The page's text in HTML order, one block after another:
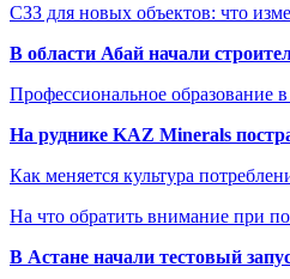
СЗЗ для новых объектов: что
В области Абай начали
Профессиональное образование
На руднике KAZ Minerals
Как меняется культура
На что обратить внимание при
В Астане начали тестовый